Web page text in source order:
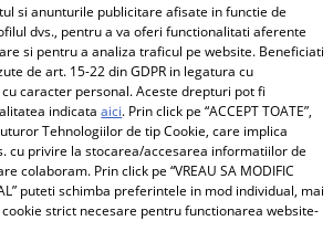
Ea - 52, el - 29, atât aveau când s-
au îndrăgostit, dar iubirea nu a
rezistat. La 6 luni de la
despărțirea de Octavian Ene, uite
si anunturile publicitare afisate in functie de
dvs., pentru a va oferi functionalitati aferente
si pentru a analiza traficul pe website. Beneficiati
de art. 15-22 din GDPR in legatura cu
caracter personal. Aceste drepturi pot fi
indicataaici. Prin click pe “ACCEPT TOATE”,
Tehnologiilor de tip Cookie, care implica
cu privire la stocarea/accesarea informatiilor de
colaboram. Prin click pe “VREAU SA MODIFIC
puteti schimba preferintele in mod individual, mai
strict necesare pentru functionarea website-